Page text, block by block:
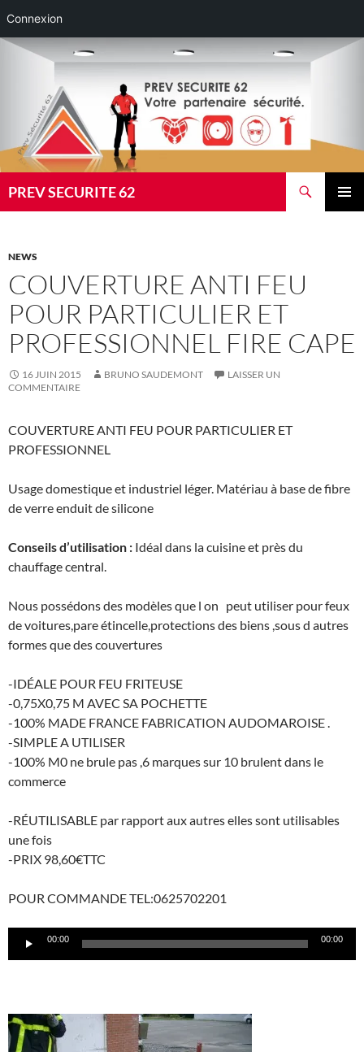
Connexion
Aller
PREV SECURITE 62
NEWS
COUVERTURE ANTI FEU
POUR PARTICULIER ET
PROFESSIONNEL FIRE CAPE
16 JUIN 2015 BRUNO SAUDEMONT
LAISSER UN
COMMENTAIRE
COUVERTURE ANTI FEU POUR PARTICULIER ET
PROFESSIONNEL
Usage domestique et industriel léger. Matériau à base de fibre
de verre enduit de silicone
Conseils d’utilisation : Idéal dans la cuisine et près du
chauffage central.
Nous possédons des modèles que l on peut utiliser pour feux
de voitures,pare étincelle,protections des biens ,sous d autres
formes que des couvertures
-IDÉALE POUR FEU FRITEUSE
-0,75X0,75 M AVEC SA POCHETTE
-100% MADE FRANCE FABRICATION AUDOMAROISE .
-SIMPLE A UTILISER
-100% M0 ne brule pas ,6 marques sur 10 brulent dans le
commerce
-RÉUTILISABLE par rapport aux autres elles sont utilisables
une fois
-PRIX 98,60€TTC
POUR COMMANDE TEL:0625702201
Lecteur00:00 00:00